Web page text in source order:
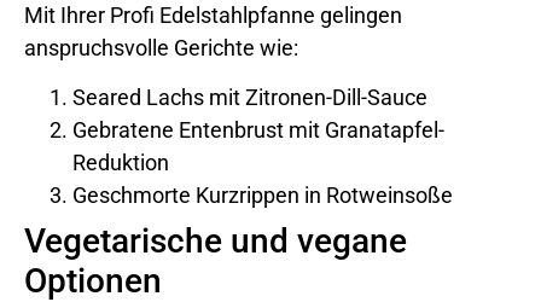
Mit Ihrer Profi Edelstahlpfanne gelingen
anspruchsvolle Gerichte wie:
Seared Lachs mit Zitronen-Dill-Sauce
Gebratene Entenbrust mit Granatapfel-
Reduktion
Geschmorte Kurzrippen in Rotweinsoße
Vegetarische und vegane
Optionen